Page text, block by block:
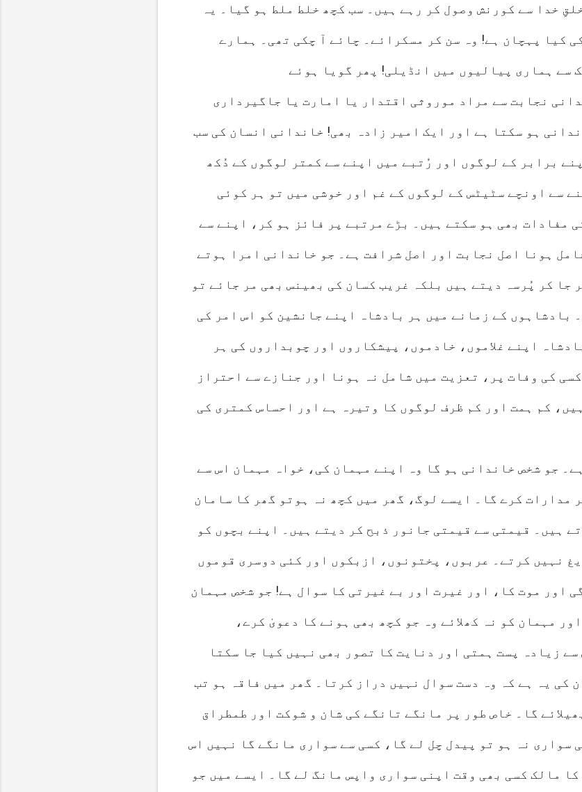
خدا سے کورنش وصول کر رہے ہیں۔ سب کچھ خلط ملط ہو گیا۔ یہ
کیا پہچان ہے! وہ سن کر مسکرائے۔ چائے آ چکی تھی۔ ہمارے
نجابت سے مراد موروثی اقتدار یا امارت یا جاگیرداری
ہو سکتا ہے اور ایک امیر زادہ بھی! خاندانی انسان کی سب
برابر کے لوگوں اور رُتبے میں اپنے سے کمتر لوگوں کے دُکھ
سے اونچے سٹیٹس کے لوگوں کے غم اور خوشی میں تو ہر کوئی
مفادات بھی ہو سکتے ہیں۔ بڑے مرتبے پر فائز ہو کر، اپنے سے
ہونا اصل نجابت اور اصل شرافت ہے۔ جو خاندانی امرا ہوتے
جا کر پُرسہ دیتے ہیں بلکہ غریب کسان کی بھینس بھی مر جائے تو
بادشاہوں کے زمانے میں ہر بادشاہ اپنے جانشین کو اس امر کی
اپنے غلاموں، خادموں، پیشکاروں اور چوبداروں کی ہر
کی وفات پر، تعزیت میں شامل نہ ہونا اور جنازے سے احتراز
کم ہمت اور کم ظرف لوگوں کا وتیرہ ہے اور احساس کمتری کی
جو شخص خاندانی ہو گا وہ اپنے مہمان کی، خواہ مہمان اس سے
مدارات کرے گا۔ ایسے لوگ، گھر میں کچھ نہ ہوتو گھر کا سامان
ہیں۔ قیمتی سے قیمتی جانور ذبح کر دیتے ہیں۔ اپنے بچوں کو
نہیں کرتے۔ عربوں، پختونوں، ازبکوں اور کئی دوسری قوموں
اور موت کا، اور غیرت اور بے غیرتی کا سوال ہے! جو شخص مہمان
مہمان کو نہ کھلائے وہ جو کچھ بھی ہونے کا دعویٰ کرے،
کی یہ ہے کہ وہ دست سوال نہیں دراز کرتا۔ گھر میں فاقہ ہو تب
گا۔ خاص طور پر مانگے تانگے کی شان و شوکت اور طمطراق
سواری نہ ہو تو پیدل چل لے گا، کسی سے سواری مانگے گا نہیں اس
مالک کسی بھی وقت اپنی سواری واپس مانگ لے گا۔ ایسے میں جو